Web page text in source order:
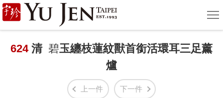
宇
珍
國
單
624清 碧玉纏枝蓮紋獸首銜活環耳三足薰
爐
上一件 下一件